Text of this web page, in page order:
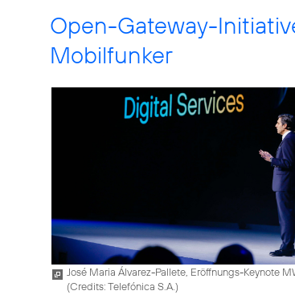
Open-Gateway-
Mobilfunker
José Maria Álvarez-Pallete, Eröffnungs-Keynote
(Credits: Telefónica S.A.)